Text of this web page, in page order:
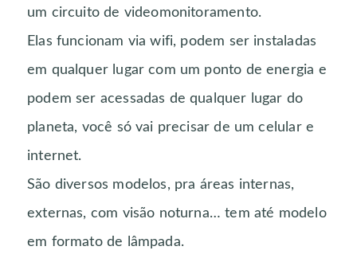
um circuito de videomonitoramento.
Elas funcionam via wifi, podem ser instaladas
em qualquer lugar com um ponto de energia e
podem ser acessadas de qualquer lugar do
planeta, você só vai precisar de um celular e
internet.
São diversos modelos, pra áreas internas,
externas, com visão noturna… tem até modelo
em formato de lâmpada.